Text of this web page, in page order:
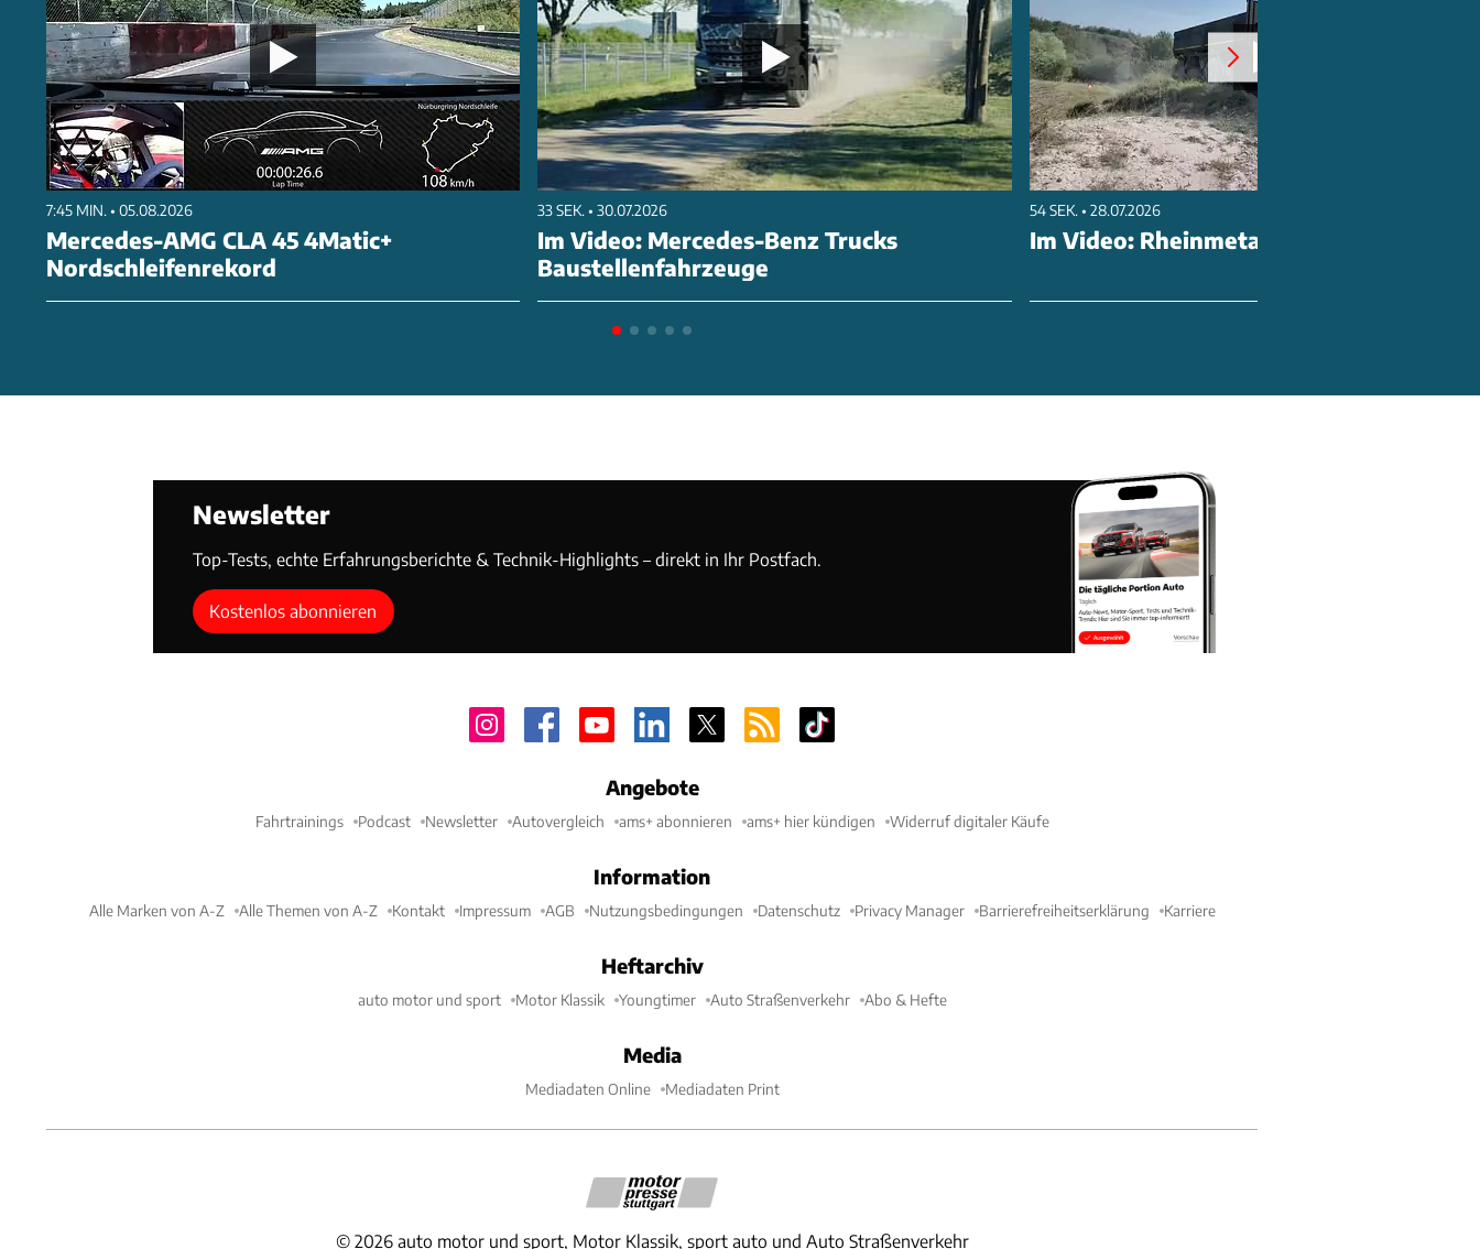
7:45 MIN. • 05.08.2026
Mercedes-AMG CLA 45 4Matic+
Nordschleifenrekord
33 SEK. • 30.07.2026
Im Video: Mercedes-Benz Trucks
Baustellenfahrzeuge
54 SEK. • 28.07.2026
Im Video: Rheinmetall HX Trucks
Newsletter
Top-Tests, echte Erfahrungsberichte & Technik-Highlights – direkt in Ihr Postfach.
Kostenlos abonnieren
Angebote
Fahrtrainings Podcast Newsletter Autovergleich ams+ abonnieren ams+ hier kündigen Widerruf digitaler Käufe
Information
Alle Marken von A-Z Alle Themen von A-Z Kontakt Impressum AGB Nutzungsbedingungen Datenschutz Privacy Manager Barrierefreiheitserklärung Karriere
Heftarchiv
auto motor und sport Motor Klassik Youngtimer Auto Straßenverkehr Abo & Hefte
Media
Mediadaten Online Mediadaten Print
© 2026 auto motor und sport, Motor Klassik, sport auto und Auto Straßenverkehr